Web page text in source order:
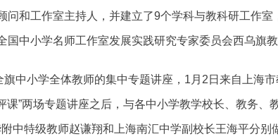
问和工作室主持人，并建立了9个学科与教科研工作
中小学名师工作室发展实践研究专家委员会西乌旗教
中小学全体教师的集中专题讲座，1月2日来自上海
课”两场专题讲座之后，与各中小学教学校长、教务、
中特级教师赵谦翔和上海南汇中学副校长王海平分别